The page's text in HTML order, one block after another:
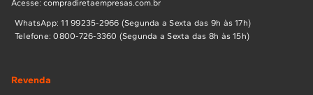
Acesse: compradiretaempresas.com.br
WhatsApp: 11 99235-2966 (Segunda a Sexta das 9h às 17h)
Telefone: 0800-726-3360 (Segunda a Sexta das 8h às 15h)
Revenda